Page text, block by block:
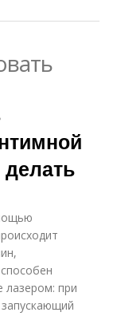
лазером: при